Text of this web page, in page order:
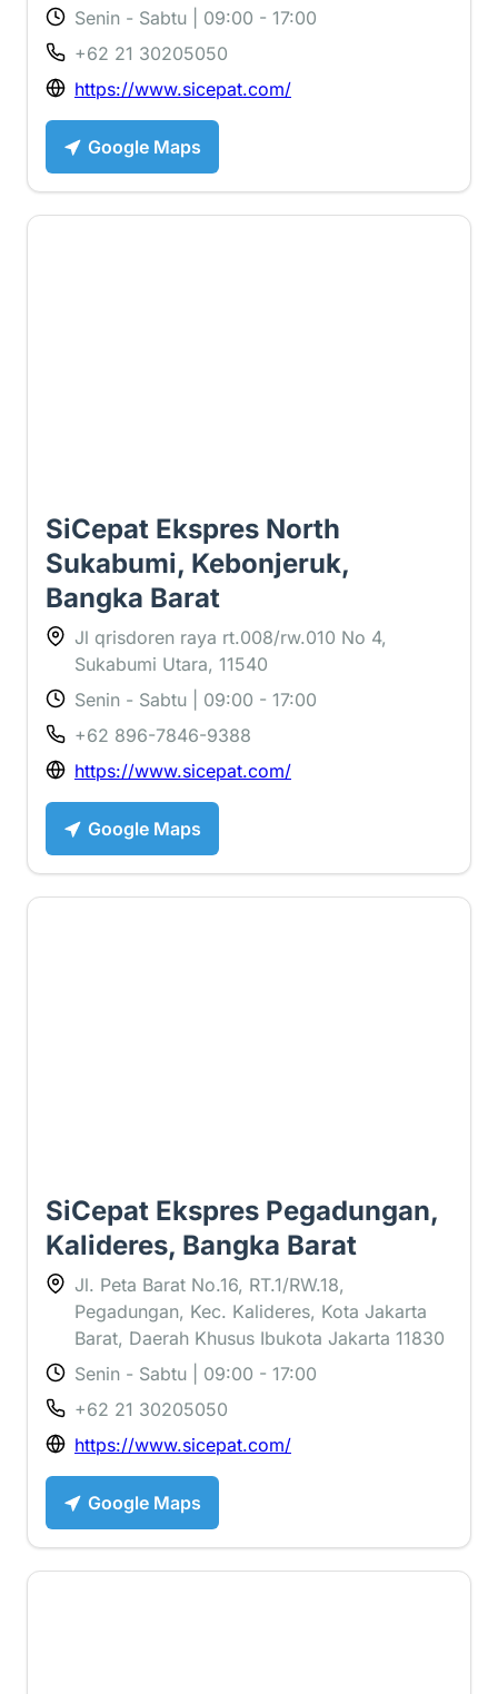
Senin - Sabtu | 09:00 - 17:00
+62 21 30205050
https://www.sicepat.com/
Google Maps
SiCepat Ekspres North
Sukabumi, Kebonjeruk,
Bangka Barat
Jl qrisdoren raya rt.008/rw.010 No 4,
Sukabumi Utara, 11540
Senin - Sabtu | 09:00 - 17:00
+62 896-7846-9388
https://www.sicepat.com/
Google Maps
SiCepat Ekspres Pegadungan,
Kalideres, Bangka Barat
Jl. Peta Barat No.16, RT.1/RW.18,
Pegadungan, Kec. Kalideres, Kota Jakarta
Barat, Daerah Khusus Ibukota Jakarta 11830
Senin - Sabtu | 09:00 - 17:00
+62 21 30205050
https://www.sicepat.com/
Google Maps